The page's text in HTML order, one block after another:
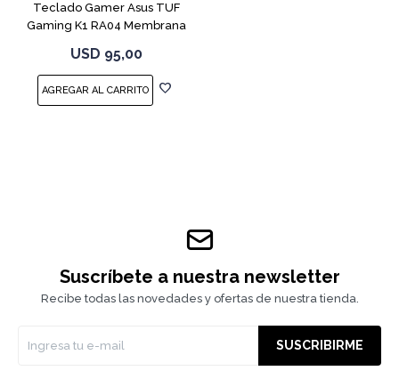
Teclado Gamer Asus TUF
Gaming K1 RA04 Membrana
USD 95,00
Suscríbete a nuestra newsletter
Recibe todas las novedades y ofertas de nuestra tienda.
SUSCRIBIRME